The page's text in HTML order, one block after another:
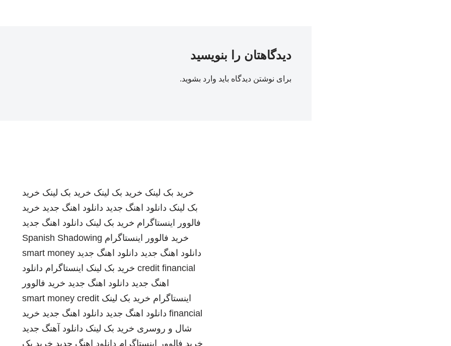
دیدگاهتان را بنویسید
برای نوشتن دیدگاه باید وارد بشوید.
خرید بک لینک خرید بک لینک خرید بک لینک خرید
بک لینک دانلود اهنگ جدید دانلود اهنگ جدید خرید
فالوور اینستاگرام خرید بک لینک دانلود اهنگ جدید
خرید فالوور اینستاگرام Spanish Shadowing
دانلود اهنگ جدید دانلود اهنگ جدید smart money
credit financial خرید بک لینک اینستاگرام دانلود
اهنگ جدید دانلود اهنگ جدید خرید فالوور
اینستاگرام خرید بک لینک smart money credit
financial دانلود اهنگ جدید دانلود اهنگ جدید خرید
شال و روسری خرید بک لینک دانلود آهنگ جدید
خرید فالوور اینستاگرام دانلود اهنگ جدید خرید بک